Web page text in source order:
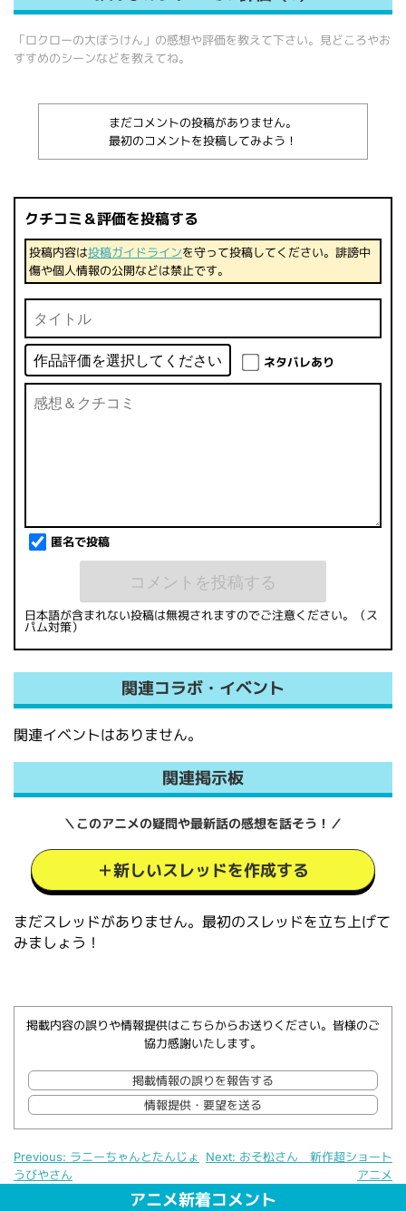
「ロクローの大ぼうけん」の感想や評価を教えて下さい。見どころやお
すすめのシーンなどを教えてね。
まだコメントの投稿がありません。
最初のコメントを投稿してみよう！
クチコミ＆評価を投稿する
投稿内容は投稿ガイドラインを守って投稿してください。誹謗中
傷や個人情報の公開などは禁止です。
ネタバレあり
匿名で投稿
日本語が含まれない投稿は無視されますのでご注意ください。（ス
パム対策）
関連コラボ・イベント
関連イベントはありません。
関連掲示板
＼このアニメの疑問や最新話の感想を話そう！／
＋新しいスレッドを作成する
まだスレッドがありません。最初のスレッドを立ち上げて
みましょう！
掲載内容の誤りや情報提供はこちらからお送りください。皆様のご
協力感謝いたします。
掲載情報の誤りを報告する
情報提供・要望を送る
投
Previous: ラニーちゃんとたんじょ
うびやさん
Next: おそ松さん 新作超ショート
アニメ
アニメ新着コメント